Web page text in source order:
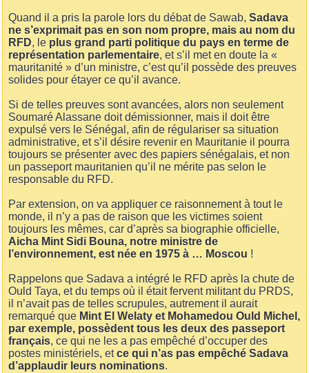
Quand il a pris la parole lors du débat de Sawab, Sadava
ne s’exprimait pas en son nom propre, mais au nom du
RFD, le plus grand parti politique du pays en terme de
représentation parlementaire, et s’il met en doute la «
mauritanité » d’un ministre, c’est qu’il possède des preuves
solides pour étayer ce qu’il avance.
Si de telles preuves sont avancées, alors non seulement
Soumaré Alassane doit démissionner, mais il doit être
expulsé vers le Sénégal, afin de régulariser sa situation
administrative, et s’il désire revenir en Mauritanie il pourra
toujours se présenter avec des papiers sénégalais, et non
un passeport mauritanien qu’il ne mérite pas selon le
responsable du RFD.
Par extension, on va appliquer ce raisonnement à tout le
monde, il n’y a pas de raison que les victimes soient
toujours les mêmes, car d’après sa biographie officielle,
Aicha Mint Sidi Bouna, notre ministre de
l’environnement, est née en 1975 à … Moscou !
Rappelons que Sadava a intégré le RFD après la chute de
Ould Taya, et du temps où il était fervent militant du PRDS,
il n’avait pas de telles scrupules, autrement il aurait
remarqué que Mint El Welaty et Mohamedou Ould Michel,
par exemple, possèdent tous les deux des passeport
français, ce qui ne les a pas empêché d’occuper des
postes ministériels, etce qui n’as pas empêché Sadava
d’applaudir leurs nominations.